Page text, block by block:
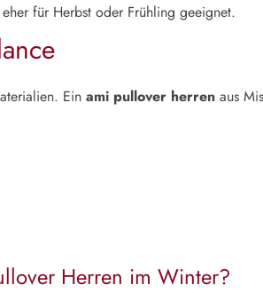
eher für Herbst oder Frühling geeignet.
Ein ami pullover herren aus
Herren im Winter?